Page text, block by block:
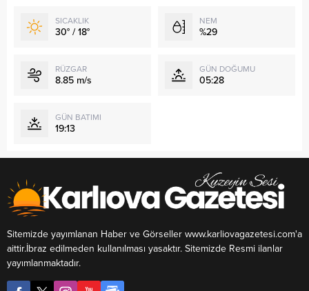
SICAKLIK
30° / 18°
NEM
%29
RÜZGAR
8.85 m/s
GÜN DOĞUMU
05:28
GÜN BATIMI
19:13
Sitemizde yayımlanan Haber ve Görseller www.karliovagazetesi.com'a
aittir.İbraz edilmeden kullanılması yasaktır. Sitemizde Resmi ilanlar
yayımlanmaktadır.